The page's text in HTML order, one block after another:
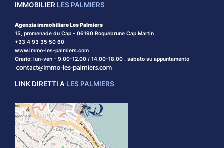
IMMOBILIER LES PALMIERS
Agenzia immobiliare Les Palmiers
15, promenade du Cap - 06190 Roquebrune Cap Martin
+33 4 93 35 50 60
www.immo-les-palmiers.com
Orario: lun-ven - 9.00-12.00 / 14.00-18.00 . sabato su appuntamento
LINK DIRETTI A LES PALMIERS